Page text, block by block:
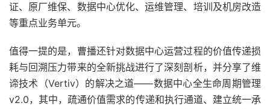
证、原厂维保、数据中心优化、运维管理、培训及机房改造
等重点业务单元。
值得一提的是，曹播还针对数据中心运营过程的价值传递损
耗与回溯压力带来的全新挑战进行了深刻剖析，并分享了维
谛技术（Vertiv）的解决之道——数据中心全生命周期管理
v2.0，其中，疏通价值需求的传递和执行通道、建立统一承